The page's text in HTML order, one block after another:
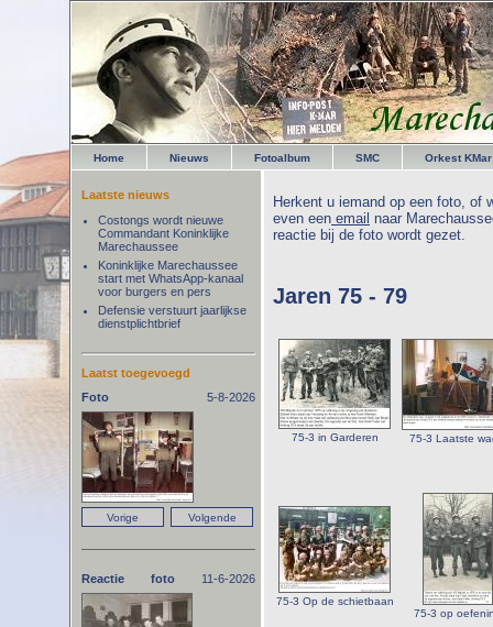
Home Nieuws Fotoalbum SMC Orkest KMar
Herkent u iemand op een foto, of
even een email naar
reactie bij de foto wordt gezet.
Jaren 75 - 79
75-3 in Garderen 75-3 Laatste
75-3 Op de schietbaan
75-3 op
Laatste nieuws
Costongs wordt nieuwe
Commandant Koninklijke
Marechaussee
Koninklijke Marechaussee
start met WhatsApp-kanaal
voor burgers en pers
Defensie verstuurt jaarlijkse
dienstplichtbrief
Laatst toegevoegd
Foto
5-8-2026
Reactie foto 11-6-2026